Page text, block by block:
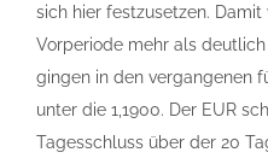
sich hier festzusetzen.
Vorperiode mehr als
gingen in den vergangenen
unter die 1,1900. Der EUR
Tagesschluss über der 20